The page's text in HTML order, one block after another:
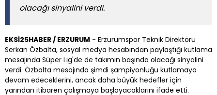
olacağı sinyalini verdi.
EKSİ25HABER / ERZURUM - Erzurumspor Teknik Direktörü
Serkan Özbalta, sosyal medya hesabından paylaştığı kutlama
mesajında Süper Lig'de de takımın başında olacağı sinyalini
verdi. Özbalta mesajında şimdi şampiyonluğu kutlamaya
devam edeceklerini, ancak daha büyük hedefler için
yarından itibaren çalışmaya başlayacaklarını ifade etti.